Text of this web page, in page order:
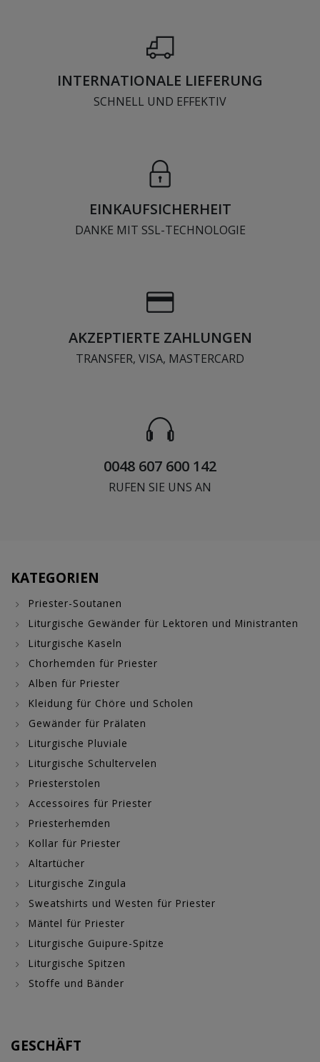
INTERNATIONALE LIEFERUNG
SCHNELL UND EFFEKTIV
EINKAUFSICHERHEIT
DANKE MIT SSL-TECHNOLOGIE
AKZEPTIERTE ZAHLUNGEN
TRANSFER, VISA, MASTERCARD
0048 607 600 142
RUFEN SIE UNS AN
KATEGORIEN
Priester-Soutanen
Liturgische Gewänder für Lektoren und Ministranten
Liturgische Kaseln
Chorhemden für Priester
Alben für Priester
Kleidung für Chöre und Scholen
Gewänder für Prälaten
Liturgische Pluviale
Liturgische Schultervelen
Priesterstolen
Accessoires für Priester
Priesterhemden
Kollar für Priester
Altartücher
Liturgische Zingula
Sweatshirts und Westen für Priester
Mäntel für Priester
Liturgische Guipure-Spitze
Liturgische Spitzen
Stoffe und Bänder
GESCHÄFT